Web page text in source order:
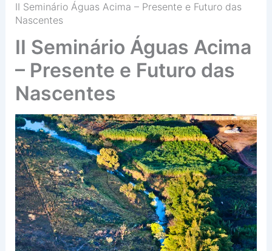
II Seminário Águas Acima – Presente e Futuro das
Nascentes
II Seminário Águas Acima
– Presente e Futuro das
Nascentes